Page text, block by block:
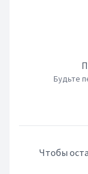
Будьте
Чтобы